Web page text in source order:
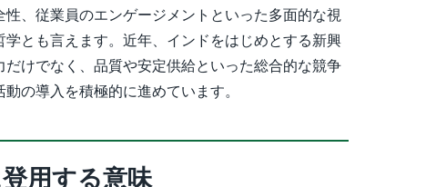
、従業員のエンゲージメントといった多面的な視
とも言えます。近年、インドをはじめとする新興
けでなく、品質や安定供給といった総合的な競争
の導入を積極的に進めています。
用する意味